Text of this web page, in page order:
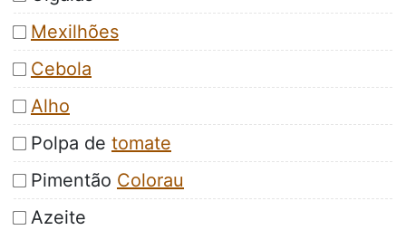
Mexilhões
Cebola
Alho
Polpa de tomate
Pimentão Colorau
Azeite